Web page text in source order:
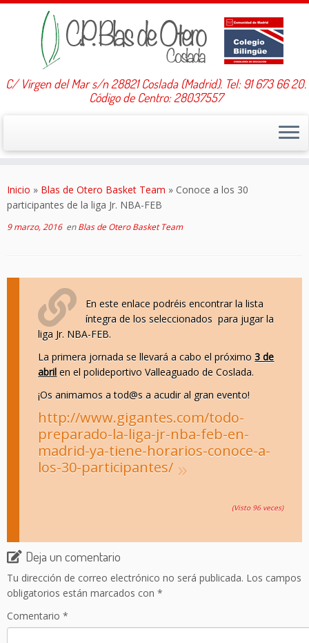
contenido
C/ Virgen del Mar s/n 28821 Coslada (Madrid). Tel: 91 673 66 20.
Código de Centro: 28037557
Inicio » Blas de Otero Basket Team » Conoce a los 30
participantes de la liga Jr. NBA-FEB
9 marzo, 2016enBlas de Otero Basket Team
En este enlace podréis encontrar la lista
íntegra de los seleccionados para jugar la
liga Jr. NBA-FEB.
La primera jornada se llevará a cabo el próximo3 de
abril en el polideportivo Valleaguado de Coslada.
¡Os animamos a tod@s a acudir al gran evento!
http://www.gigantes.com/todo-
preparado-la-liga-jr-nba-feb-en-
madrid-ya-tiene-horarios-conoce-a-
los-30-participantes/
(Visto 96 veces)
Deja un comentario
Tu dirección de correo electrónico no será publicada. Los campos
obligatorios están marcados con *
Comentario *